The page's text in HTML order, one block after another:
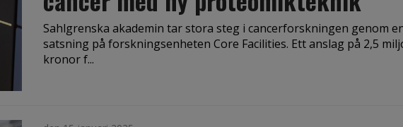
Sahlgrenska akademin tar stora steg i cancerforskningen genom
satsning på forskningsenheten Core Facilities. Ett anslag på 2,5
kronor f...